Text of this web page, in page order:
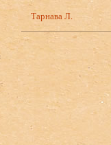
Тарнава Л.